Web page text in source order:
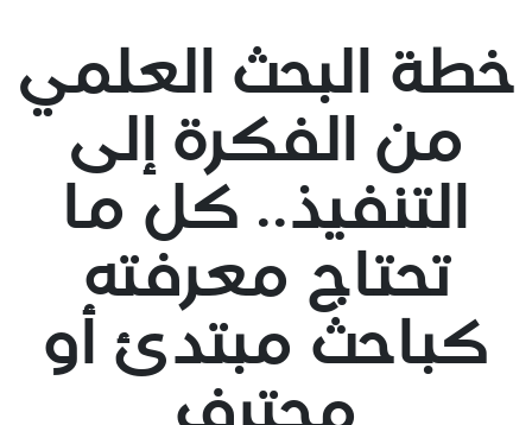
خطة البحث العلمي
من الفكرة إلى
التنفيذ.. كل ما
تحتاج معرفته
كباحث مبتدئ أو